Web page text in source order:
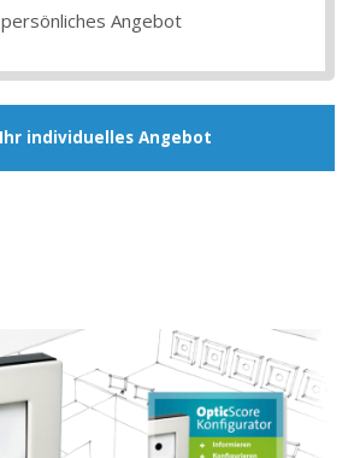
Angebot
Ihr individuelles Angebot